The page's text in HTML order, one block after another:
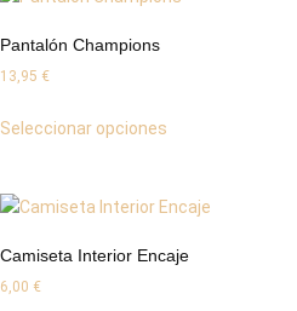
Pantalón Champions
13,95 €
Seleccionar opciones
Camiseta Interior Encaje
6,00 €